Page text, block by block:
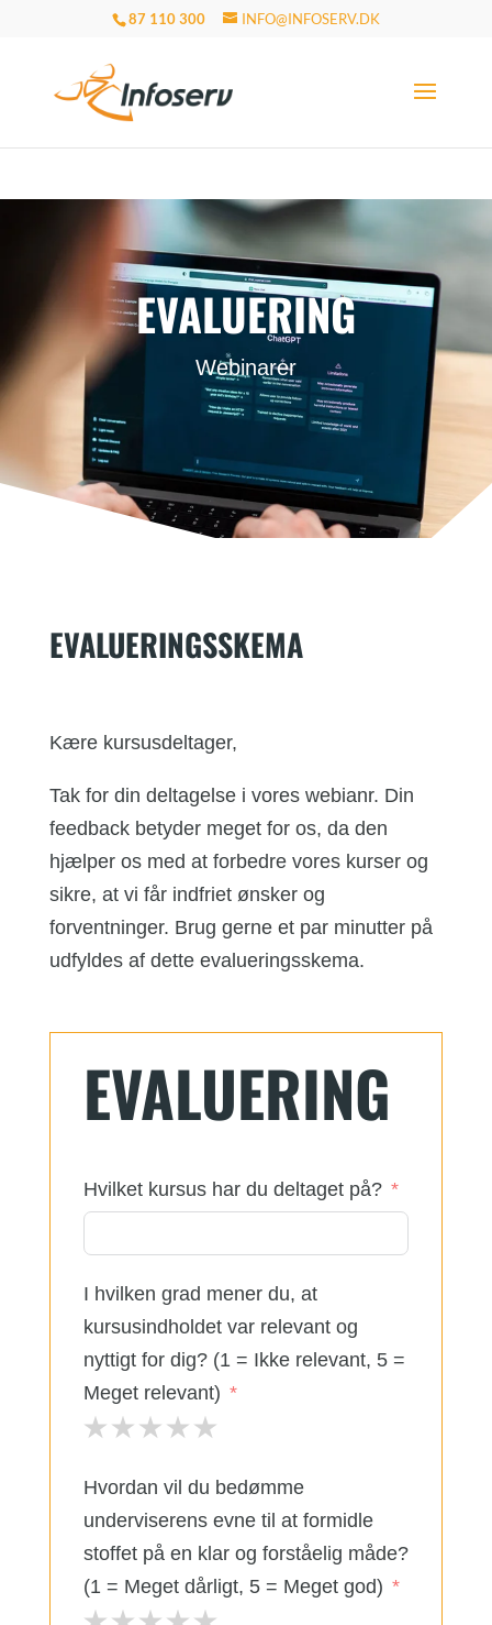
87 110 300 INFO@INFOSERV.DK
EVALUERING
Webinarer
EVALUERINGSSKEMA
Kære kursusdeltager,
Tak for din deltagelse i vores webianr. Din
feedback betyder meget for os, da den
hjælper os med at forbedre vores kurser og
sikre, at vi får indfriet ønsker og
forventninger. Brug gerne et par minutter på
udfyldes af dette evalueringsskema.
EVALUERING
Hvilket kursus har du deltaget på?
I hvilken grad mener du, at
kursusindholdet var relevant og
nyttigt for dig? (1 = Ikke relevant, 5 =
Meget relevant)
Hvordan vil du bedømme
underviserens evne til at formidle
stoffet på en klar og forståelig måde?
(1 = Meget dårligt, 5 = Meget god)